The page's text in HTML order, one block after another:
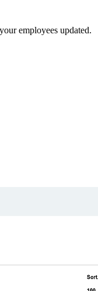
employees updated.